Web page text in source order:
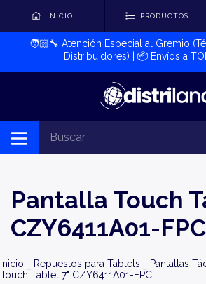
INICIO PRODUCTOS
🧑🏻‍🔧​ Atención Especial al Gremio
Distribuidores) | 📦​ Envíos a
Pantalla Touch
CZY6411A01-FPC
Inicio - Repuestos para Tablets - Pantallas
Touch Tablet 7" CZY6411A01-FPC